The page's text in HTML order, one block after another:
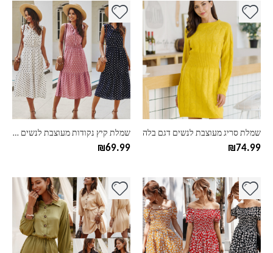
שמלת סריג מעוצבת לנשים דגם בלה
₪74.99
למוצר
יש
מספר
ניתן
את
האפשרויות
בעמוד
שמלת קיץ נקודות מעוצבת לנשים דגם כריסטי
₪69.99
למוצר
יש
מספר
סוגים.
ניתן
לבחור
את
האפשרויות
בעמוד
המוצר
למוצר
יש
מספר
סוגים.
ניתן
למוצר
יש
מספר
סוגים.
ניתן